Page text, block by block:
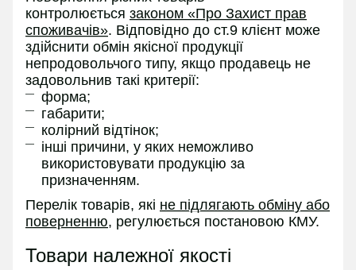
контролюється законом «Про Захист прав
споживачів». Відповідно до ст.9 клієнт може
здійснити обмін якісної продукції
непродовольчого типу, якщо продавець не
задовольнив такі критерії:
форма;
габарити;
колірний відтінок;
інші причини, у яких неможливо
використовувати продукцію за
призначенням.
Перелік товарів, які не підлягають обміну або
поверненню, регулюється постановою КМУ.
Товари належної якості